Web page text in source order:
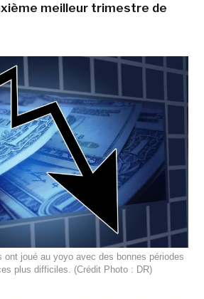
meilleur trimestre de
ont joué au yoyo avec des bonnes périodes
plus difficiles. (Crédit Photo : DR)